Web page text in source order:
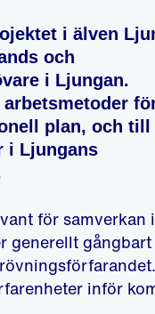
i älven
och
i Ljungan.
plan, och till
i Ljungans
för samverkan i
generellt gångbart
inför